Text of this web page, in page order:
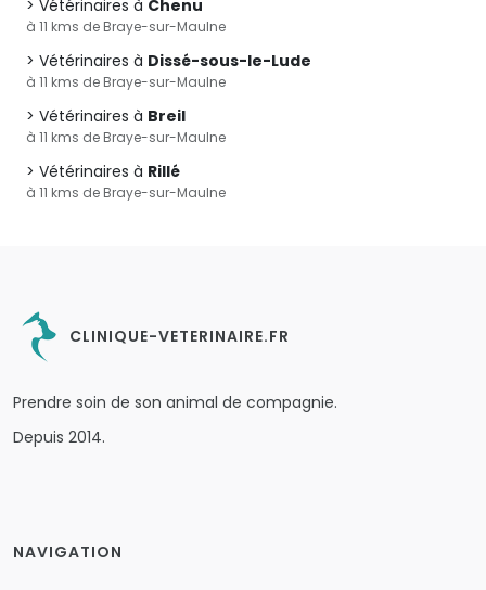
Vétérinaires à Chenu
à 11 kms de Braye-sur-Maulne
Vétérinaires à Dissé-sous-le-Lude
à 11 kms de Braye-sur-Maulne
Vétérinaires à Breil
à 11 kms de Braye-sur-Maulne
Vétérinaires à Rillé
à 11 kms de Braye-sur-Maulne
CLINIQUE-VETERINAIRE.FR
Prendre soin de son animal de compagnie.
Depuis 2014.
NAVIGATION